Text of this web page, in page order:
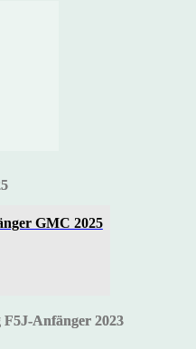
GMC 2025
Anfänger 2023